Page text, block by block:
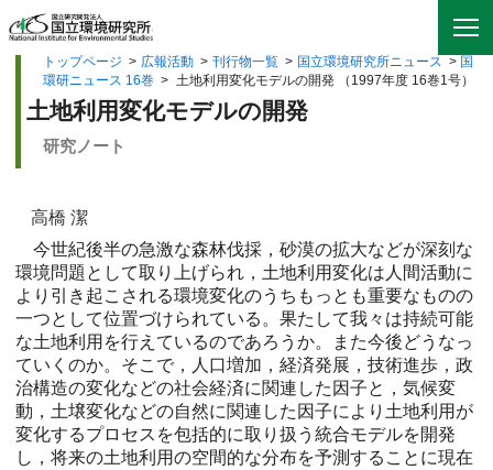
トップページ > 広報活動 > 刊行物一覧 > 国立環境研究所ニュース > 国
環研ニュース 16巻 > 土地利用変化モデルの開発 （1997年度 16巻1号）
土地利用変化モデルの開発
研究ノート
高橋 潔
今世紀後半の急激な森林伐採，砂漠の拡大などが深刻な
環境問題として取り上げられ，土地利用変化は人間活動に
より引き起こされる環境変化のうちもっとも重要なものの
一つとして位置づけられている。果たして我々は持続可能
な土地利用を行えているのであろうか。また今後どうなっ
ていくのか。そこで，人口増加，経済発展，技術進歩，政
治構造の変化などの社会経済に関連した因子と，気候変
動，土壌変化などの自然に関連した因子により土地利用が
変化するプロセスを包括的に取り扱う統合モデルを開発
し，将来の土地利用の空間的な分布を予測することに現在